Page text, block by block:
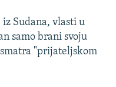
Sudana, vlasti u
samo brani svoju
"prijateljskom